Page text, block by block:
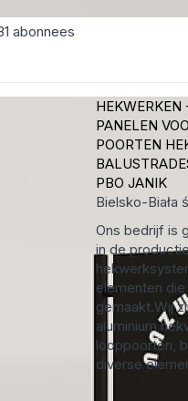
abonnees
PANELEN
POORTEN
PBO JANIK
Bielsko-Biała
Ons bedrijf is
in de
elementen
gemaakt.Wij
aluminium
looppoorten,
diverse